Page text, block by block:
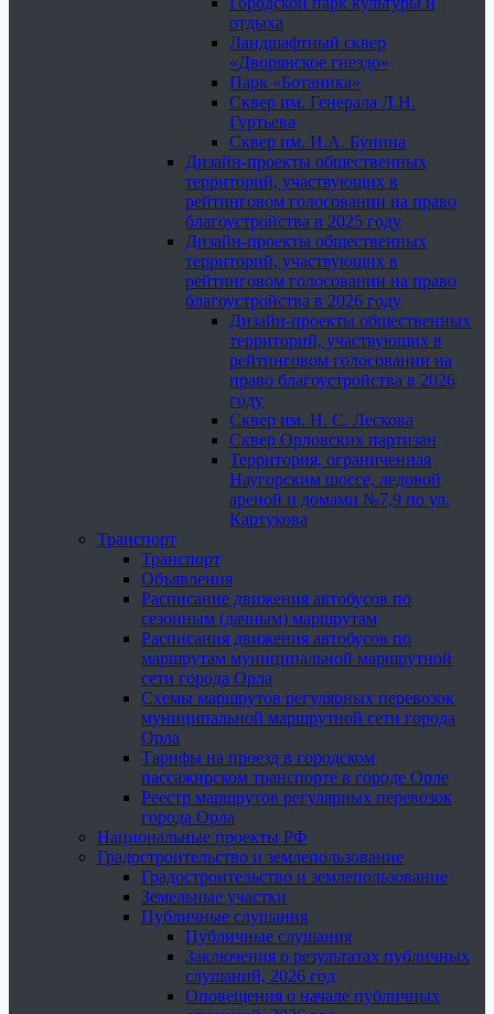
отдыха
Ландшафтный сквер
«Дворянское гнездо»
Парк «Ботаника»
Сквер им. Генерала Л.Н.
Гуртьева
Сквер им. И.А. Бунина
Дизайн-проекты общественных
территорий, участвующих в
рейтинговом голосовании на право
благоустройства в 2025 году
Дизайн-проекты общественных
территорий, участвующих в
рейтинговом голосовании на право
благоустройства в 2026 году
Дизайн-проекты общественных
территорий, участвующих в
рейтинговом голосовании на
право благоустройства в 2026
году
Сквер им. Н. С. Лескова
Сквер Орловских партизан
Территория, ограниченная
Наугорским шоссе, ледовой
ареной и домами №7,9 по ул.
Картукова
Транспорт
Транспорт
Объявления
Расписание движения автобусов по
сезонным (дачным) маршрутам
Расписания движения автобусов по
маршрутам муниципальной маршрутной
сети города Орла
Схемы маршрутов регулярных перевозок
муниципальной маршрутной сети города
Орла
Тарифы на проезд в городском
пассажирском транспорте в городе Орле
Реестр маршрутов регулярных перевозок
города Орла
Национальные проекты РФ
Градостроительство и землепользование
Градостроительство и землепользование
Земельные участки
Публичные слушания
Публичные слушания
Заключения о результатах публичных
слушаний, 2026 год
Оповещения о начале публичных